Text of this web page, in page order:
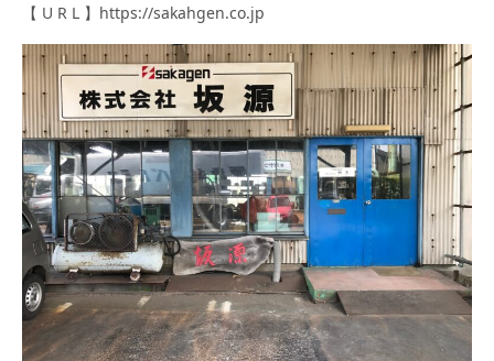
【 U R L 】https://sakahgen.co.jp